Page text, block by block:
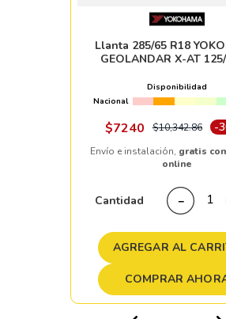
Llanta 285/65 R18
GEOLANDAR X-AT
Disponibilidad
Nacional
$7240 $10,342.86 -
Envío e instalación, gratis
online
Cantidad －
AGREGAR AL
COMPRAR